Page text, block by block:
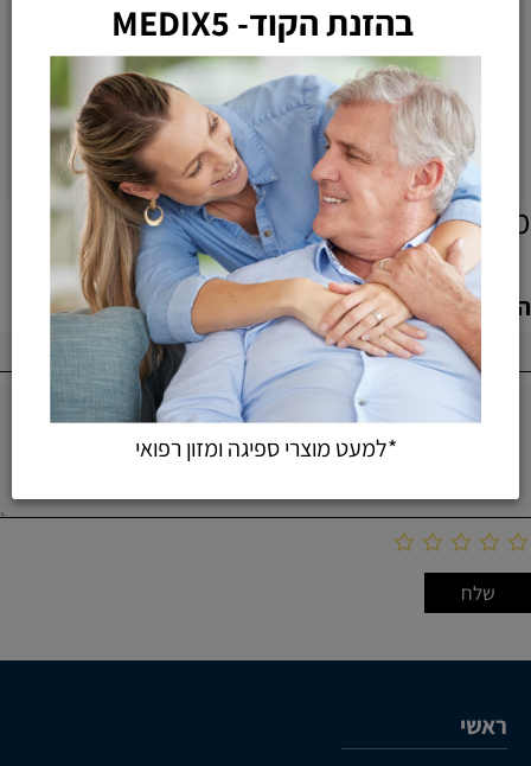
תחתונים סופגים מידה M של
חברת BREEZE
₪64
הוספה לסל
חברת BREEZE
₪77
הוספה לסל
מוצרים אחרונים שנצפו
הוספת חוות דעת
ראשי
*למעט מוצרי ספיגה ומזון רפואי